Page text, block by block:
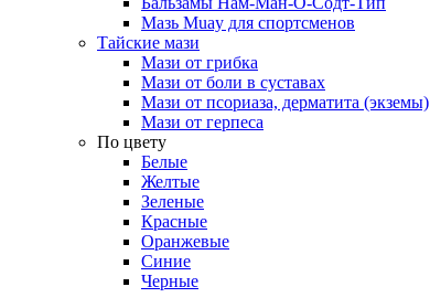
Мазь Muay для спортсменов
Тайские мази
Мази от грибка
Мази от боли в суставах
Мази от псориаза, дерматита (экземы)
Мази от герпеса
По цвету
Белые
Желтые
Зеленые
Красные
Оранжевые
Синие
Черные